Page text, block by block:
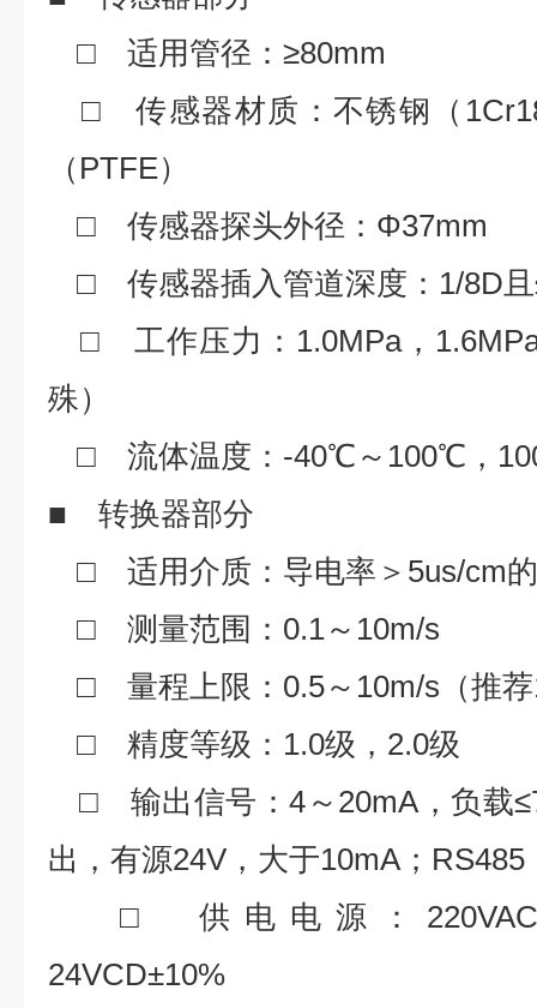
□ 适用管径：≥80mm
□ 传感器材质：不锈钢（
（PTFE）
□ 传感器探头外径：Φ37mm
□ 传感器插入管道深度：1/8D
□ 工作压力：1.0MPa，
殊）
□ 流体温度：-40℃～100℃，
■ 转换器部分
□ 适用介质：导电率＞5us/cm
□ 测量范围：0.1～10m/s
□ 量程上限：0.5～10m/s（推荐
□ 精度等级：1.0级，2.0级
□ 输出信号：4～20mA，负载
出，有源24V，大于10mA；RS485
□ 供电电源：
24VCD±10%